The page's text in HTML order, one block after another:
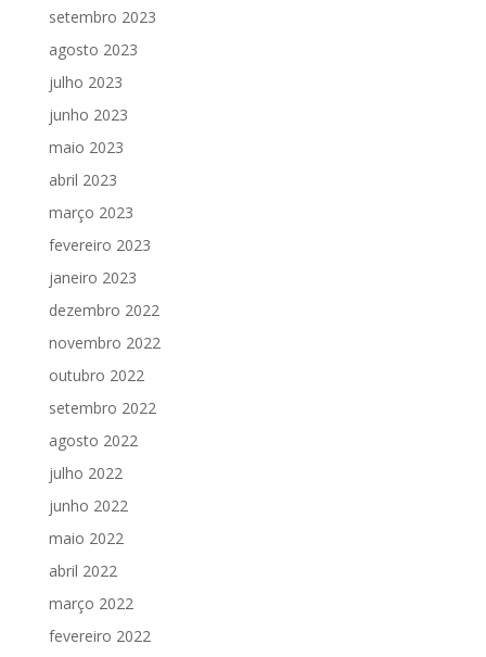
setembro 2023
agosto 2023
julho 2023
junho 2023
maio 2023
abril 2023
março 2023
fevereiro 2023
janeiro 2023
dezembro 2022
novembro 2022
outubro 2022
setembro 2022
agosto 2022
julho 2022
junho 2022
maio 2022
abril 2022
março 2022
fevereiro 2022